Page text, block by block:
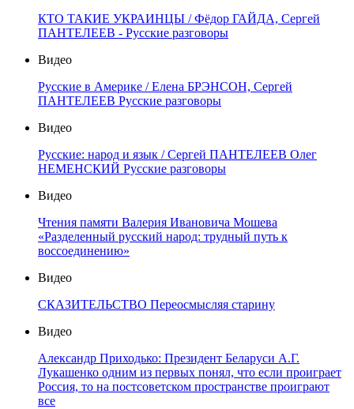
КТО ТАКИЕ УКРАИНЦЫ / Фёдор ГАЙДА, Сергей
ПАНТЕЛЕЕВ - Русские разговоры
Видео
Русские в Америке / Елена БРЭНСОН, Сергей
ПАНТЕЛЕЕВ Русские разговоры
Видео
Русские: народ и язык / Сергей ПАНТЕЛЕЕВ Олег
НЕМЕНСКИЙ Русские разговоры
Видео
Чтения памяти Валерия Ивановича Мошева
«Разделенный русский народ: трудный путь к
воссоединению»
Видео
СКАЗИТЕЛЬСТВО Переосмысляя старину
Видео
Александр Приходько: Президент Беларуси А.Г.
Лукашенко одним из первых понял, что если проиграет
Россия, то на постсоветском пространстве проиграют
все